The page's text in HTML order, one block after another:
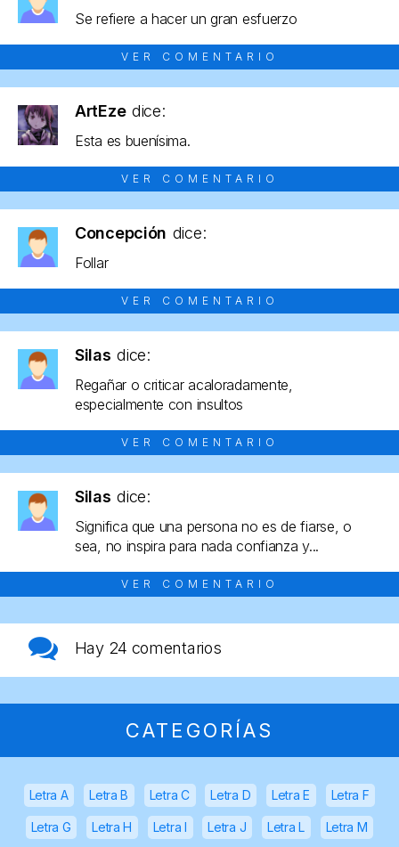
Se refiere a hacer un gran esfuerzo
VER COMENTARIO
ArtEze dice:
Esta es buenísima.
VER COMENTARIO
Concepción dice:
Follar
VER COMENTARIO
Silas dice:
Regañar o criticar acaloradamente,
especialmente con insultos
VER COMENTARIO
Silas dice:
Significa que una persona no es de fiarse, o
sea, no inspira para nada confianza y...
VER COMENTARIO
Hay 24 comentarios
CATEGORÍAS
Letra A Letra B Letra C Letra D Letra E Letra F
Letra G Letra H Letra I Letra J Letra L Letra M